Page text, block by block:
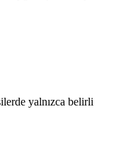
yalnızca belirli